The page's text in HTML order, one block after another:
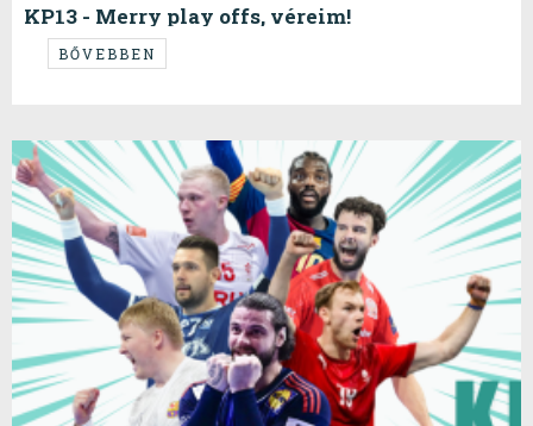
KP13 - Merry play offs, véreim!
BŐVEBBEN